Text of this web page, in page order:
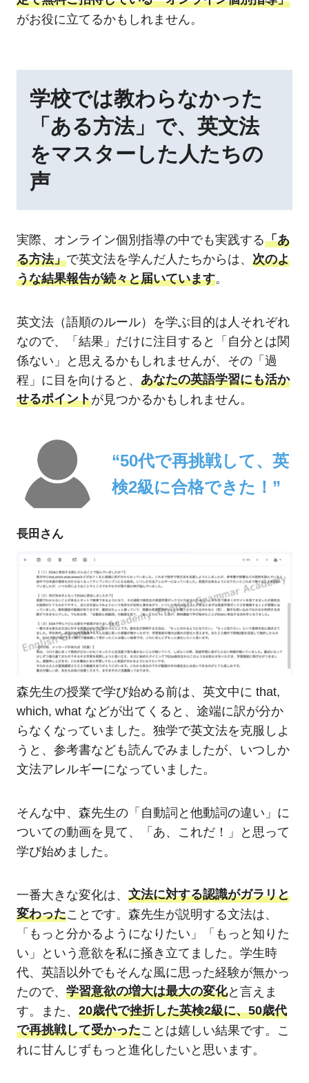
がお役に立てるかもしれません。
学校では教わらなかった
「ある方法」で、英文法
をマスターした人たちの
声
実際、オンライン個別指導の中でも実践する「あ
る方法」で英文法を学んだ人たちからは、 次のよ
うな結果報告が続々と届いています。
英文法（語順のルール）を学ぶ目的は人それぞれ
なので、「結果」だけに注目すると「自分とは関
係ない」と思えるかもしれませんが、その「過
程」に目を向けると、 あなたの英語学習にも活か
せるポイントが見つかるかもしれません。
“50代で再挑戦して、英
検2級に合格できた！”
長田さん
森先生の授業で学び始める前は、英文中に that,
which, what などが出てくると、途端に訳が分か
らなくなっていました。独学で英文法を克服しよ
うと、参考書なども読んでみましたが、いつしか
文法アレルギーになっていました。
そんな中、森先生の「自動詞と他動詞の違い」に
ついての動画を見て、「あ、これだ！」と思って
学び始めました。
一番大きな変化は、 文法に対する認識がガラリと
変わったことです。森先生が説明する文法は、
「もっと分かるようになりたい」「もっと知りた
い」という意欲を私に掻き立てました。学生時
代、英語以外でもそんな風に思った経験が無かっ
たので、 学習意欲の増大は最大の変化と言えま
す。また、 20歳代で挫折した英検2級に、50歳代
で再挑戦して受かったことは嬉しい結果です。こ
れに甘んじずもっと進化したいと思います。